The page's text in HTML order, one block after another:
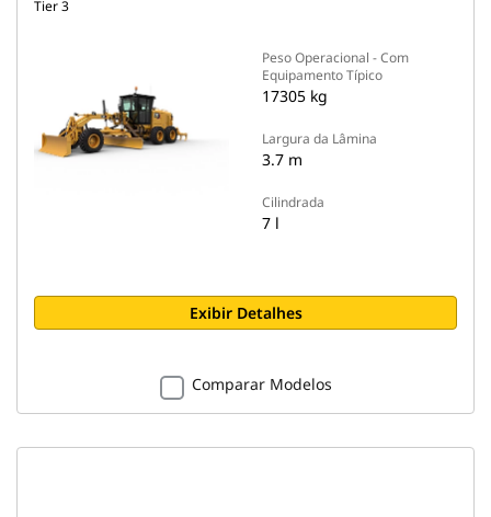
Tier 3
Peso Operacional - Com
Equipamento Típico
17305 kg
Largura da Lâmina
3.7 m
Cilindrada
7 l
Exibir Detalhes
Comparar Modelos